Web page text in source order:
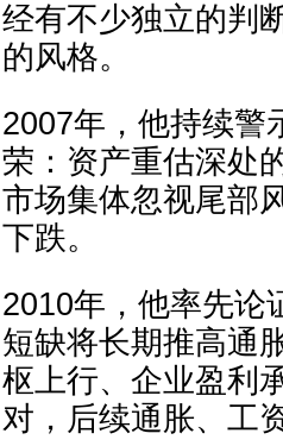
经有不少独立的判
的风格。
2007年，他持续警
荣：资产重估深处
市场集体忽视尾部
下跌。
2010年，他率先论
短缺将长期推高通
枢上行、企业盈利
对，后续通胀、工